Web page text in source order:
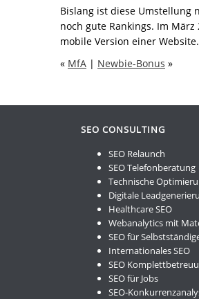
Bislang ist diese Umstellung
noch gute Rankings. Im
mobile Version einer Website.
« MfA | Newbie-Bonus »
SEO CONSULTING
SEO Relaunch
SEO Telefonberatung
Technische
Digitale
Healthcare SEO
Webanalytics mit
SEO für
Internationales SEO
SEO
SEO für Jobs
SEO-